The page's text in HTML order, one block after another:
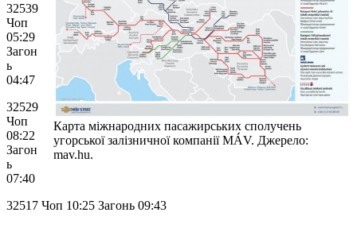
Карта міжнародних пасажирських сполучень
угорської залізничної компанії MÁV. Джерело:
mav.hu.
32539
Чоп
05:29
Загон
ь
04:47
32529
Чоп
08:22
Загон
ь
07:40
32517 Чоп 10:25 Загонь 09:43